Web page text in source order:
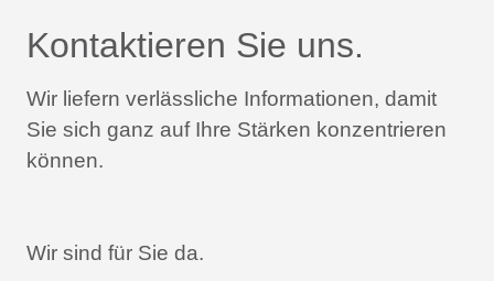
Kontaktieren Sie uns.
Wir liefern verlässliche Informationen, damit
Sie sich ganz auf Ihre Stärken konzentrieren
können.
Wir sind für Sie da.